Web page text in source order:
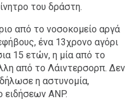
του δράστη.
από το νοσοκομείο αργά
ένα 13χρονο αγόρι
15 ετών, η μία από το
από το Λάιντερσορπ. Δεν
η αστυνομία,
ANP.